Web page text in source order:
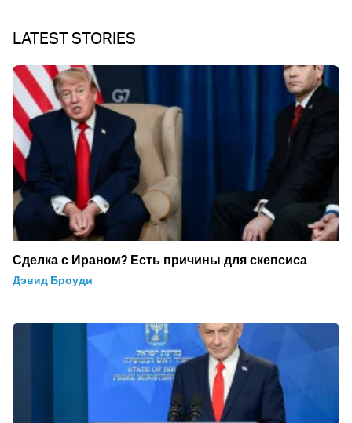
LATEST STORIES
Сделка с Ираном? Есть причины для скепсиса
Дэвид Броуди